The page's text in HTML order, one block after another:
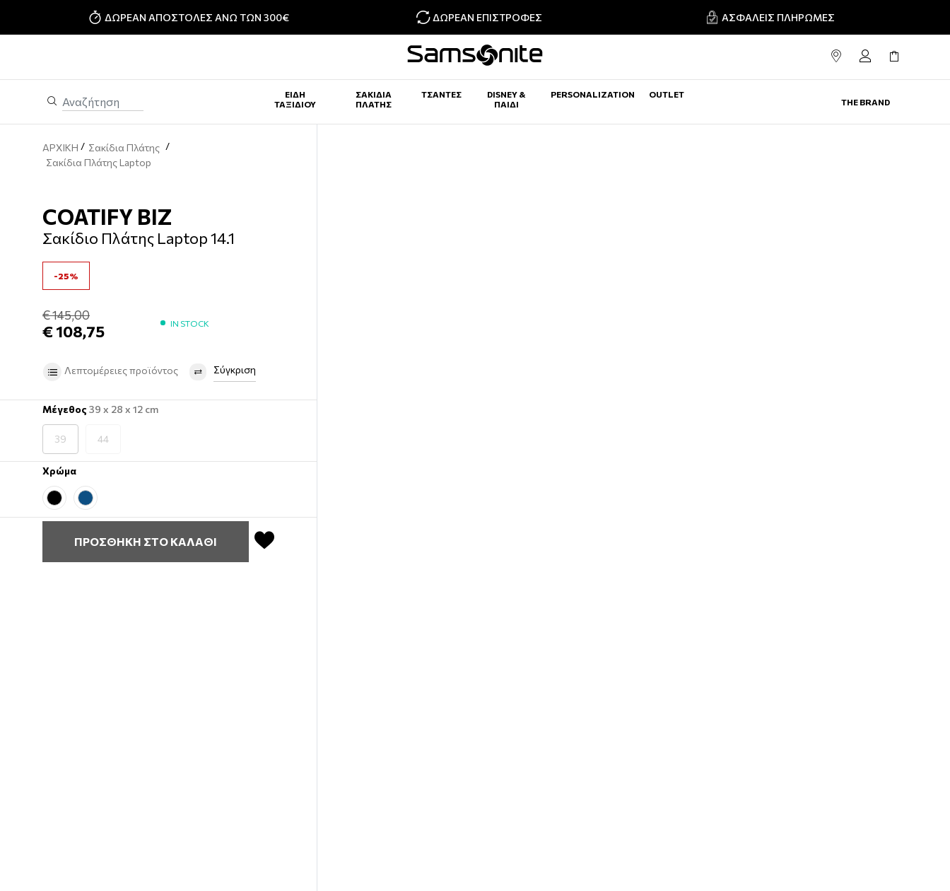
ΔΩΡΕΑΝ ΑΠΟΣΤΟΛΕΣ ΑΝΩ ΤΩΝ 300€ ΔΩΡΕΆΝ ΕΠΙΣΤΡΟΦΈΣ ΑΣΦΑΛΕΊΣ ΠΛΗΡΩΜΈΣ
ΕΊΔΗ
ΤΑΞΙΔΊΟΥ
ΣΑΚΊΔΙΑ
ΠΛΆΤΗΣ
ΤΣΆΝΤΕΣ
DISNEY &
ΠΑΙΔΊ
PERSONALIZATION OUTLET
THE BRAND
ΑΡΧΙΚΗ / Σακίδια Πλάτης /
Σακίδια Πλάτης Laptop
COATIFY BIZ
Σακίδιο Πλάτης Laptop 14.1
-25%
€ 145,00
€ 108,75 IN STOCK
Λεπτομέρειες προϊόντος Σύγκριση
Μέγεθος 39 x 28 x 12 cm
39 44
Χρώμα
ΠΡΟΣΘΗΚΗ ΣΤΟ ΚΑΛΑΘΙ